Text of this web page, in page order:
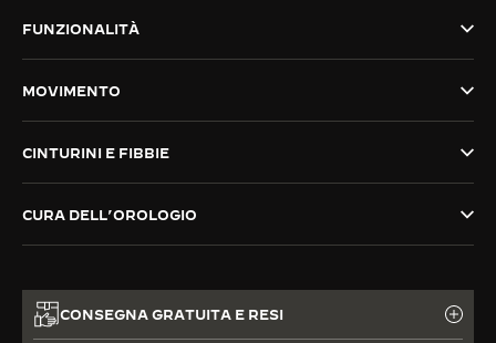
THE SOUND MAKER
THE PRECISION PIONEER
FUNZIONALITÀ
MOVIMENTO
CINTURINI E FIBBIE
CURA DELL’OROLOGIO
CONSEGNA GRATUITA E RESI